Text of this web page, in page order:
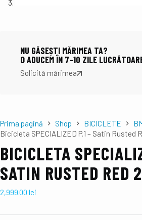
NU GĂSEȘTI MĂRIMEA TA?
O ADUCEM ÎN 7–10 ZILE
Solicită mărimea
Prima pagină Shop BICICLETE
Bicicleta SPECIALIZED P.1 – Satin Rusted
BICICLETA
SATIN RUSTED RED
2,999.00 lei